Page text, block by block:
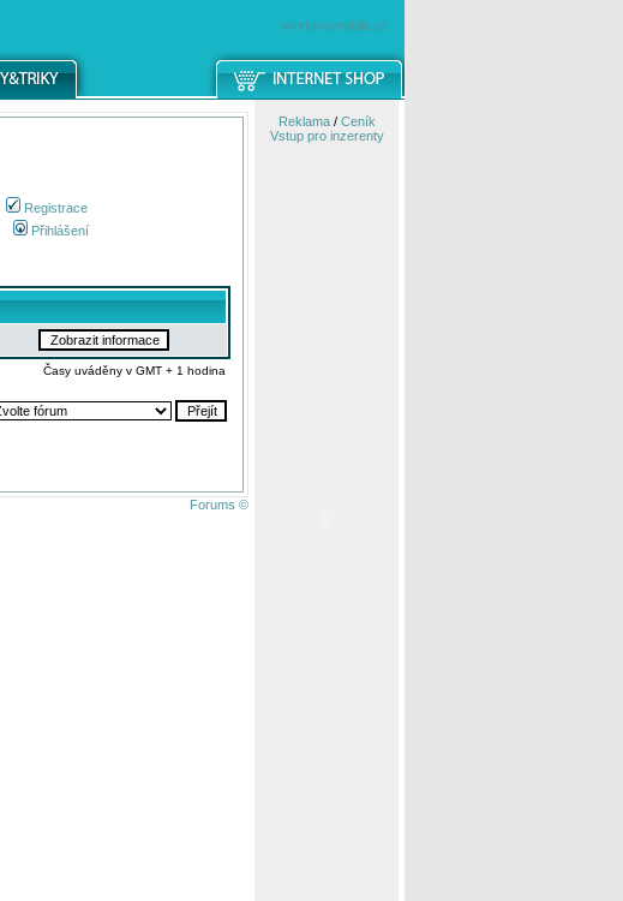
windowsmobile.cz
Registrace
Přihlášení
Časy uváděny v GMT + 1 hodina
Forums ©
Reklama/ Ceník
Vstup pro inzerenty